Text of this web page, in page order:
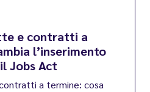
e contratti a
l’inserimento
Jobs Act
a termine: cosa